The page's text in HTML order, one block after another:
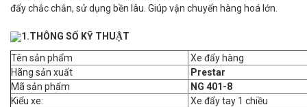
đẩy chắc chắn, sử dụng bền lâu. Giúp vận chuyển hàng hoá lớn.
1.THÔNG SỐ KỸ THUẬT
Tên sản phẩm
Xe đẩy hàng
Hãng sản xuất
Prestar
Mã sản phẩm
NG 401-8
Kiểu xe:
Xe đẩy tay 1 chiều